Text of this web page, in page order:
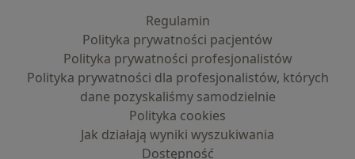
Regulamin
Polityka prywatności pacjentów
Polityka prywatności profesjonalistów
Polityka prywatności dla profesjonalistów, których
dane pozyskaliśmy samodzielnie
Polityka cookies
Jak działają wyniki wyszukiwania
Dostępność